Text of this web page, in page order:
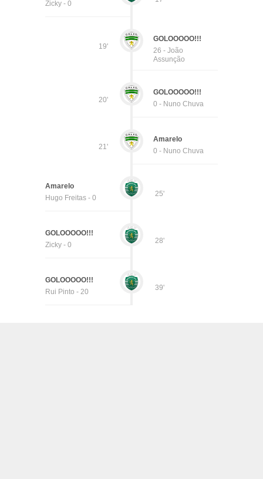
Zicky - 0
19'
GOLOOOOO!!!
26 - João
Assunção
20'
GOLOOOOO!!!
0 - Nuno Chuva
21'
Amarelo
0 - Nuno Chuva
25'
Amarelo
Hugo Freitas - 0
28'
GOLOOOOO!!!
Zicky - 0
39'
GOLOOOOO!!!
Rui Pinto - 20